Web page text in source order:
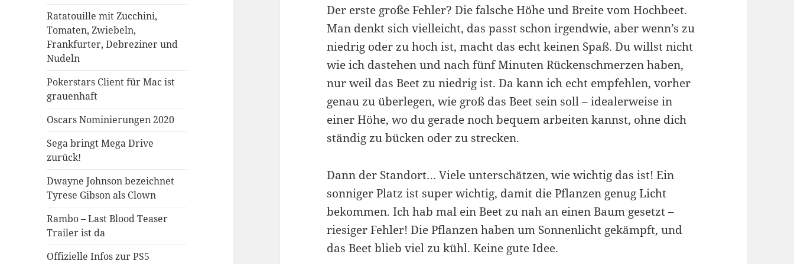
Ratatouille mit Zucchini,
Tomaten, Zwiebeln,
Frankfurter, Debreziner und
Nudeln
Pokerstars Client für Mac ist
grauenhaft
Oscars Nominierungen 2020
Sega bringt Mega Drive
zurück!
Dwayne Johnson bezeichnet
Tyrese Gibson als Clown
Rambo – Last Blood Teaser
Trailer ist da
Offizielle Infos zur PS5
Der erste große Fehler? Die falsche Höhe und Breite vom Hochbeet.
Man denkt sich vielleicht, das passt schon irgendwie, aber wenn’s zu
niedrig oder zu hoch ist, macht das echt keinen Spaß. Du willst nicht
wie ich dastehen und nach fünf Minuten Rückenschmerzen haben,
nur weil das Beet zu niedrig ist. Da kann ich echt empfehlen, vorher
genau zu überlegen, wie groß das Beet sein soll – idealerweise in
einer Höhe, wo du gerade noch bequem arbeiten kannst, ohne dich
ständig zu bücken oder zu strecken.
Dann der Standort… Viele unterschätzen, wie wichtig das ist! Ein
sonniger Platz ist super wichtig, damit die Pflanzen genug Licht
bekommen. Ich hab mal ein Beet zu nah an einen Baum gesetzt –
riesiger Fehler! Die Pflanzen haben um Sonnenlicht gekämpft, und
das Beet blieb viel zu kühl. Keine gute Idee.